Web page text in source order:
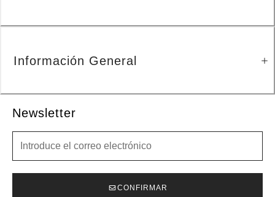
Newsletter
CONFIRMAR
Información General